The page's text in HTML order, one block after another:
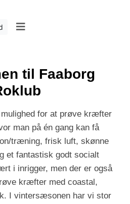
til Faaborg
for at prøve kræfter
man på én gang kan få
træning, frisk luft, skønne
et fantastisk godt socialt
i inrigger, men der er også
kræfter med coastal,
I vintersæsonen har vi stor